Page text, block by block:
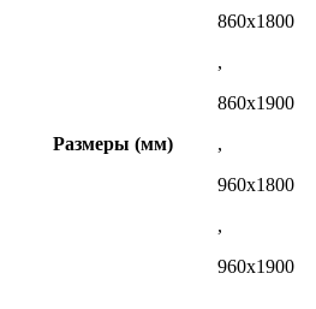
Размеры (мм)
860х1800
,
860х1900
,
960х1800
,
960х1900